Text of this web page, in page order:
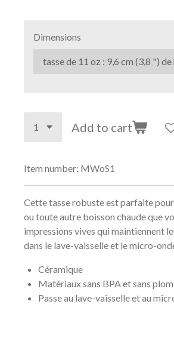
Dimensions
Add to cart
Item number: MWoS1
Cette tasse robuste est parfaite
ou toute autre boisson chaude que
impressions vives qui maintiennent
dans le lave-vaisselle et le micro-
Céramique
Matériaux sans BPA et sans
Passe au lave-vaisselle et au